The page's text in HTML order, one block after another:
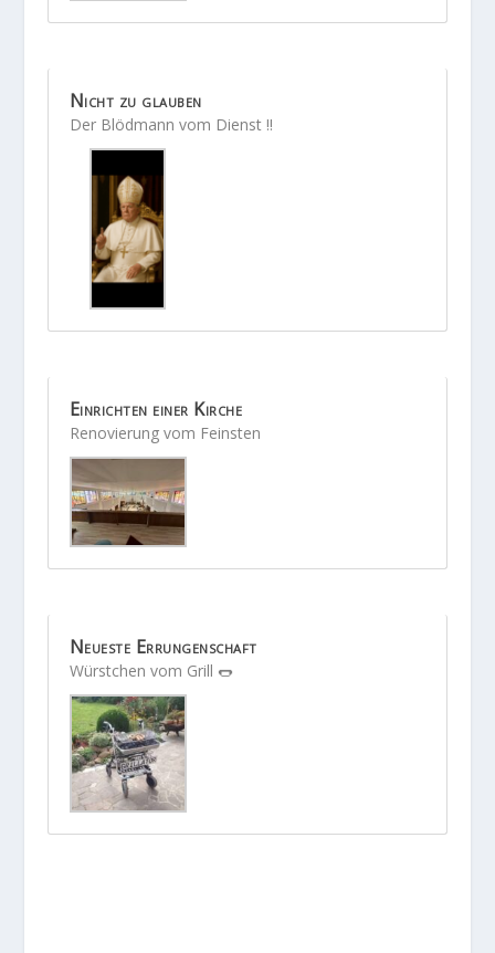
Nicht zu glauben
Der Blödmann vom Dienst !!
Einrichten einer Kirche
Renovierung vom Feinsten
Neueste Errungenschaft
Würstchen vom Grill 🌭